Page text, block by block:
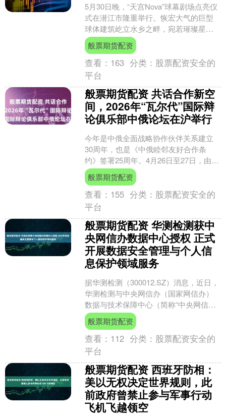
5月30日晚，“天宫Nova”球幕剧场点亮仪
式在潜江市隆重举行。恢宏大气的巨型
球体建筑屹立水乡之畔，宛若璀璨星辰
落地潜江，瞬间成为全城瞩目的视觉焦
点，市民、游客....
般票期货配资
查看： 163 分类： 股票配资安全的
平台
般票期货配资 共话合作新空
间，2026年“瓦尔代”国际辩
论俱乐部中俄论坛在沪举行
今年是中俄全面战略协作伙伴关系建立
30周年，也是《中俄睦邻友好合作条
约》签署25周年。4月26日至27日，由华
东师范大学与俄罗斯“瓦尔代”国际辩论俱
乐部发展与支....
般票期货配资
查看： 155 分类： 股票配资安全的
平台
般票期货配资 华测检测获中
央网信办数据中心授权 正式
开展数据安全管理与个人信
息保护领域服务
据华测检测（300012.SZ）消息，近日，
华测检测与中央网信办（国家网信办）
数据与技术保障中心（简称“中央网信办
数据中心”）正式签署合作协议，获批成
为中央网信....
般票期货配资
查看： 112 分类： 股票配资安全的
平台
般票期货配资 西班牙防相：
美以无权决定世界规则，此
前政府曾禁止参与军事行动
飞机飞越领空